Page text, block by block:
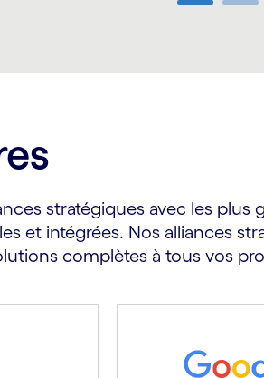
stratégiques avec les
et intégrées. Nos alliances
complètes à tous vos